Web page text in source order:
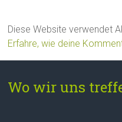
Diese Website verwendet
Erfahre, wie deine
Wo wir uns